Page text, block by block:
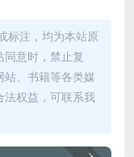
标注，均为本站原
意时，禁止复
、书籍等各类媒
权益，可联系我